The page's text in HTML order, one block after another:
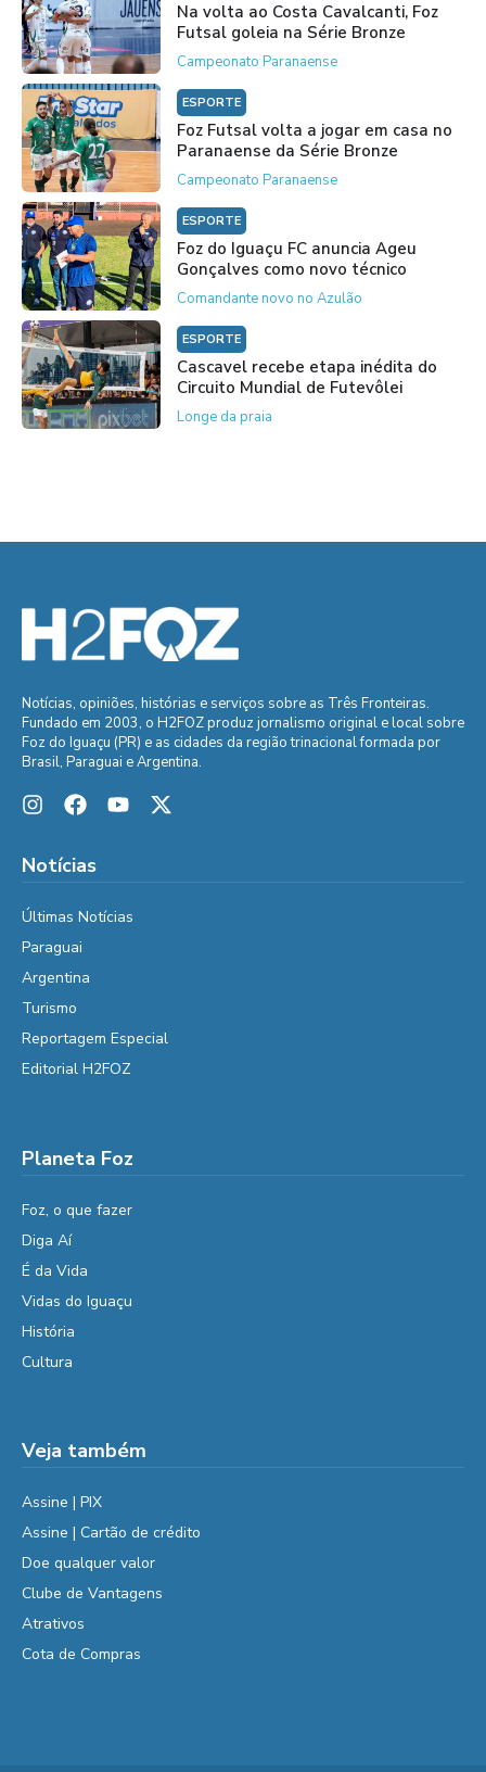
Na volta ao Costa Cavalcanti, Foz
Futsal goleia na Série Bronze
Campeonato Paranaense
ESPORTE
Foz Futsal volta a jogar em casa no
Paranaense da Série Bronze
Campeonato Paranaense
ESPORTE
Foz do Iguaçu FC anuncia Ageu
Gonçalves como novo técnico
Comandante novo no Azulão
ESPORTE
Cascavel recebe etapa inédita do
Circuito Mundial de Futevôlei
Longe da praia
Notícias, opiniões, histórias e serviços sobre as Três Fronteiras.
Fundado em 2003, o H2FOZ produz jornalismo original e local sobre
Foz do Iguaçu (PR) e as cidades da região trinacional formada por
Brasil, Paraguai e Argentina.
Notícias
Últimas Notícias
Paraguai
Argentina
Turismo
Reportagem Especial
Editorial H2FOZ
Planeta Foz
Foz, o que fazer
Diga Aí
É da Vida
Vidas do Iguaçu
História
Cultura
Veja também
Assine | PIX
Assine | Cartão de crédito
Doe qualquer valor
Clube de Vantagens
Atrativos
Cota de Compras